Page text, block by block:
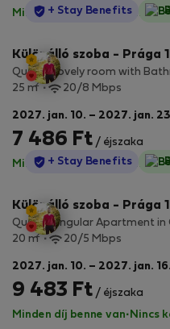
Minden díj benne van·Nincs
StayProtection
+ Stay Benefits
Különálló szoba - Prága 1
Quaint Lovely room with
25 m2 20/8 Mbps
2027. jan. 10. – 2027. jan.
7 486 Ft / éjszaka
Minden díj benne van·Nincs
StayProtection
+ Stay Benefits
Különálló szoba - Prága 1
Quaint Singular Apartment in
20 m2 20/5 Mbps
2027. jan. 10. – 2027. jan.
9 483 Ft / éjszaka
Minden díj benne van· Nincs